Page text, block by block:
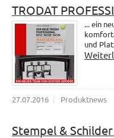
TRODAT
... ein
und
27.07.2016 Produktnews
Stempel &